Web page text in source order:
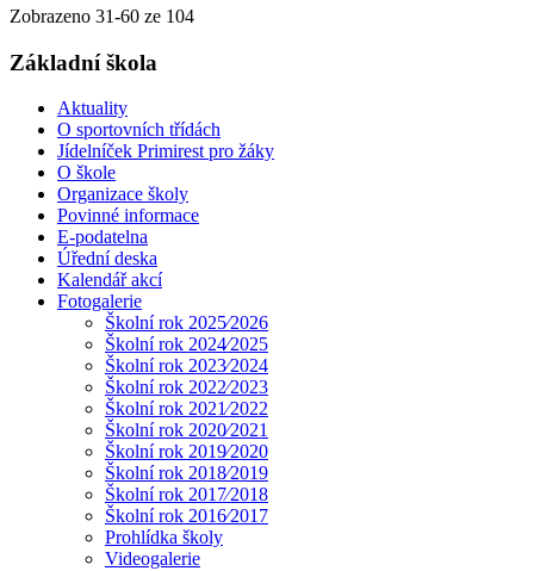
Zobrazeno 31-60 ze 104
Základní škola
Aktuality
O sportovních třídách
Jídelníček Primirest pro žáky
O škole
Organizace školy
Povinné informace
E-podatelna
Úřední deska
Kalendář akcí
Fotogalerie
Školní rok 2025⁄2026
Školní rok 2024⁄2025
Školní rok 2023⁄2024
Školní rok 2022⁄2023
Školní rok 2021⁄2022
Školní rok 2020⁄2021
Školní rok 2019⁄2020
Školní rok 2018⁄2019
Školní rok 2017⁄2018
Školní rok 2016⁄2017
Prohlídka školy
Videogalerie